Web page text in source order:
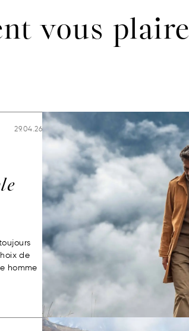
vous plaire
29.04.26
de
homme